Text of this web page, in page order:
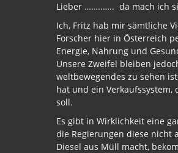
Lieber ……..….. da mach ich
Ich, Fritz hab mir sämtliche
Forscher hier in Österreich
Energie, Nahrung und
Unsere Zweifel bleiben
weltbewegendes zu sehen
hat und ein
soll.
Es gibt in Wirklichkeit eine
die Regierungen diese nicht
Diesel aus Müll macht,